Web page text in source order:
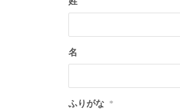
名
ふりがな *